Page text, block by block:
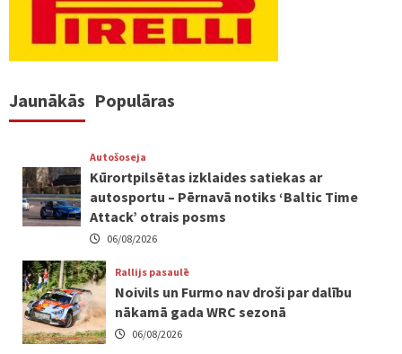
Jaunākās Populāras
Autošoseja
Kūrortpilsētas izklaides satiekas ar
autosportu – Pērnavā notiks ‘Baltic Time
Attack’ otrais posms
06/08/2026
Rallijs pasaulē
Noivils un Furmo nav droši par dalību
nākamā gada WRC sezonā
06/08/2026